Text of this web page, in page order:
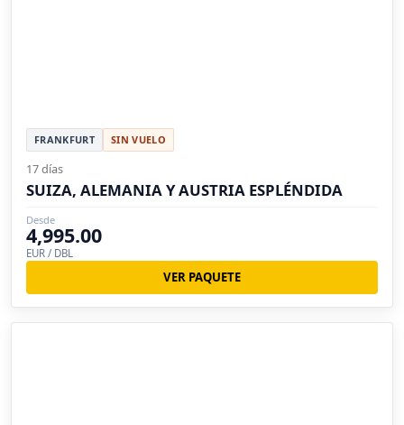
FRANKFURT SIN VUELO
17 días
SUIZA, ALEMANIA Y AUSTRIA ESPLÉNDIDA
Desde
4,995.00
EUR / DBL
VER PAQUETE